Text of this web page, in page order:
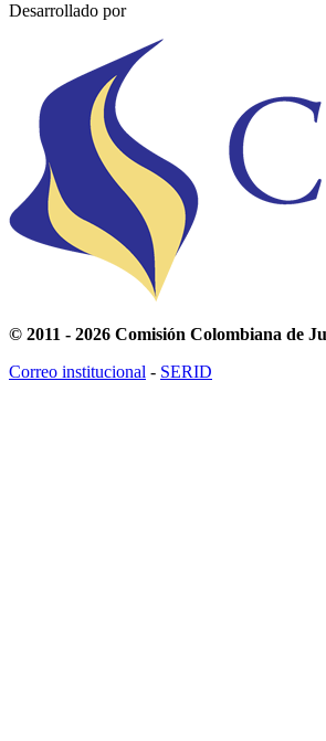
Desarrollado por
© 2011 - 2026 Comisión Colombiana de
Correo institucional - SERID